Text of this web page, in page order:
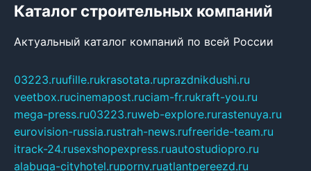
Каталог строительных компаний
Актуальный каталог компаний по всей России
03223.ruufille.rukrasotata.ruprazdnikdushi.ru
veetbox.rucinemapost.ruciam-fr.rukraft-you.ru
mega-press.ru03223.ruweb-explore.rurastenuya.ru
eurovision-russia.rustrah-news.rufreeride-team.ru
itrack-24.rusexshopexpress.ruautostudiopro.ru
alabuga-cityhotel.rupornv.ruatlantpereezd.ru